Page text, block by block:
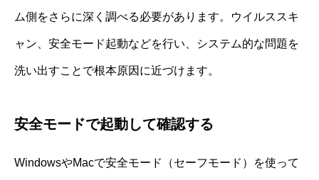
ム側をさらに深く調べる必要があります。ウイルススキ
ャン、安全モード起動などを行い、システム的な問題を
洗い出すことで根本原因に近づけます。
安全モードで起動して確認する
WindowsやMacで安全モード（セーフモード）を使って